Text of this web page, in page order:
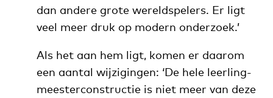
dan andere grote wereldspelers. Er ligt
veel meer druk op modern onderzoek.’
Als het aan hem ligt, komen er daarom
een aantal wijzigingen: ‘De hele leerling-
meesterconstructie is niet meer van deze